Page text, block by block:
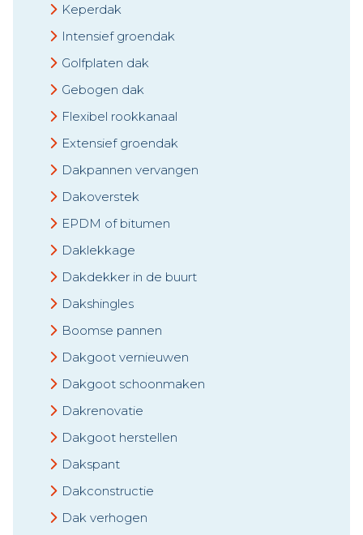
Keperdak
Intensief groendak
Golfplaten dak
Gebogen dak
Flexibel rookkanaal
Extensief groendak
Dakpannen vervangen
Dakoverstek
EPDM of bitumen
Daklekkage
Dakdekker in de buurt
Dakshingles
Boomse pannen
Dakgoot vernieuwen
Dakgoot schoonmaken
Dakrenovatie
Dakgoot herstellen
Dakspant
Dakconstructie
Dak verhogen